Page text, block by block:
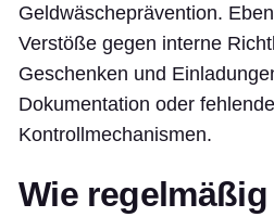
Geldwäscheprävention.
Verstöße gegen interne
Geschenken und
Dokumentation oder fehlende
Kontrollmechanismen.
Wie